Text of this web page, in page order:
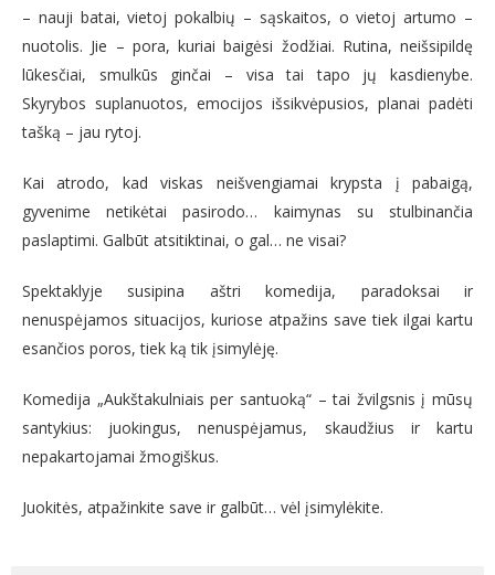
– nauji batai, vietoj pokalbių – sąskaitos, o vietoj artumo –
nuotolis. Jie – pora, kuriai baigėsi žodžiai. Rutina, neišsipildę
lūkesčiai, smulkūs ginčai – visa tai tapo jų kasdienybe.
Skyrybos suplanuotos, emocijos išsikvėpusios, planai padėti
tašką – jau rytoj.
Kai atrodo, kad viskas neišvengiamai krypsta į pabaigą,
gyvenime netikėtai pasirodo… kaimynas su stulbinančia
paslaptimi. Galbūt atsitiktinai, o gal… ne visai?
Spektaklyje susipina aštri komedija, paradoksai ir
nenuspėjamos situacijos, kuriose atpažins save tiek ilgai kartu
esančios poros, tiek ką tik įsimylėję.
Komedija „Aukštakulniais per santuoką“ – tai žvilgsnis į mūsų
santykius: juokingus, nenuspėjamus, skaudžius ir kartu
nepakartojamai žmogiškus.
Juokitės, atpažinkite save ir galbūt… vėl įsimylėkite.